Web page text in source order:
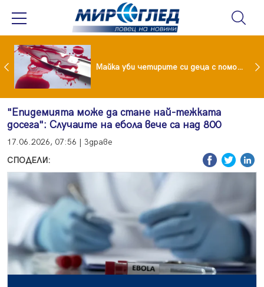
Проф.Кантарджиев: Пазете се от комарите и полово предаваните инфекции Майка уби четирите си деца с помощта на баба им, след което се самоуби
"Епидемията може да стане най-тежката
досега": Случаите на ебола вече са над 800
17.06.2026, 07:56 | Здраве
СПОДЕЛИ: